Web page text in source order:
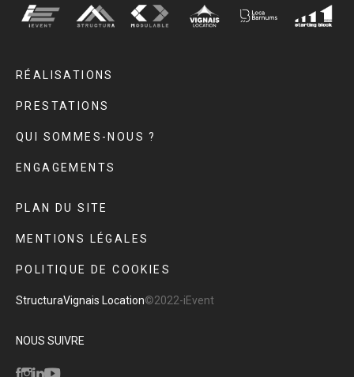
RÉALISATIONS
PRESTATIONS
QUI SOMMES-NOUS ?
ENGAGEMENTS
PLAN DU SITE
MENTIONS LÉGALES
POLITIQUE DE COOKIES
StructuraVignais Location©2022-iEvent
NOUS SUIVRE